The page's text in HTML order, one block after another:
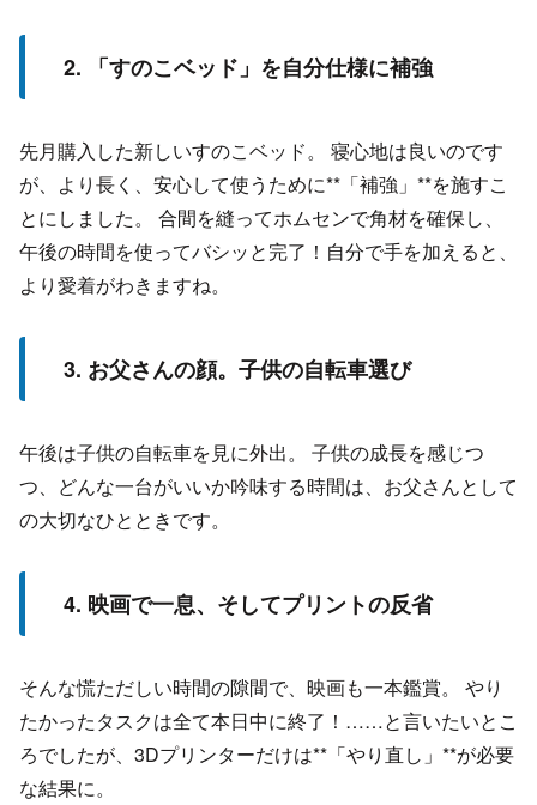
2. 「すのこベッド」を自分仕様に補強
先月購入した新しいすのこベッド。 寝心地は良いのです
が、より長く、安心して使うために**「補強」**を施すこ
とにしました。 合間を縫ってホムセンで角材を確保し、
午後の時間を使ってバシッと完了！自分で手を加えると、
より愛着がわきますね。
3. お父さんの顔。子供の自転車選び
午後は子供の自転車を見に外出。 子供の成長を感じつ
つ、どんな一台がいいか吟味する時間は、お父さんとして
の大切なひとときです。
4. 映画で一息、そしてプリントの反省
そんな慌ただしい時間の隙間で、映画も一本鑑賞。 やり
たかったタスクは全て本日中に終了！……と言いたいとこ
ろでしたが、3Dプリンターだけは**「やり直し」**が必要
な結果に。